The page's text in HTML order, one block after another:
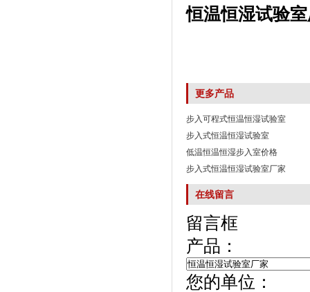
恒温恒湿试验
更多产品
步入可程式恒温恒湿试验室
步入式恒温恒湿试验室
低温恒温恒湿步入室价格
步入式恒温恒湿试验室厂家
在线留言
留言框
产品：
您的单位：